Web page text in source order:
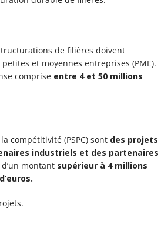
de filières doivent
et moyennes entreprises (PME).
comprise entre 4 et 50 millions
compétitivité (PSPC) sont des projets
industriels et des partenaires
d’un montant supérieur à 4 millions